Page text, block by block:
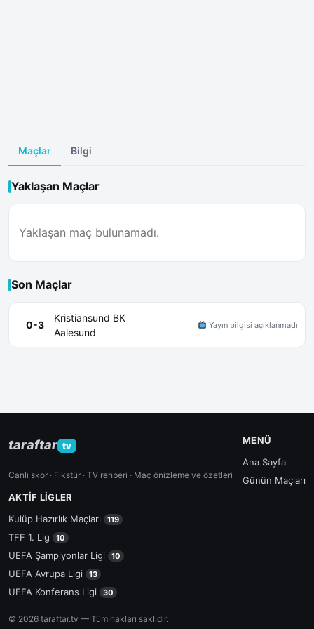
Maçlar Bilgi
Yaklaşan Maçlar
Yaklaşan maç bulunamadı.
Son Maçlar
0-3
Kristiansund BK
Aalesund
Yayın bilgisi açıklanmadı
taraftar tv
Canlı skor · Fikstür · TV rehberi · Maç önizleme ve özetleri
MENÜ
Ana Sayfa
Günün Maçları
AKTIF LIGLER
Kulüp Hazırlık Maçları
119
TFF 1. Lig 10
UEFA Şampiyonlar Ligi 10
UEFA Avrupa Ligi 13
UEFA Konferans Ligi 30
© 2026 taraftar.tv — Tüm hakları saklıdır.